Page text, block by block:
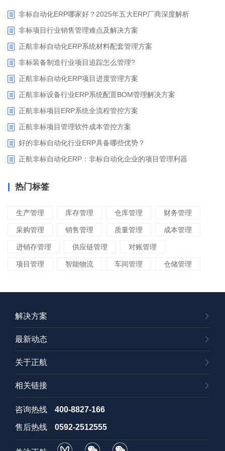
非标自动化ERP哪家好？2025年五大ERP厂商深度解析
非标项目行业销售管理难点及解决方案
正航非标自动化ERP系统材料配套管理方案
非标装备制造行业项目追踪怎么管理?
正航非标自动化ERP项目进度管理方案
正航非标设备行业ERP系统配置BOM管理解决方案
正航非标项目ERP系统全流程管控方案
正航非标项目管理软件成本管控方案
好的非标自动化行业ERP具备哪些优势？
正航非标自动化ERP：非标自动化企业的项目管理利器
热门标签
生产管理 库存管理 仓库管理 财务管理
采购管理 销售管理 质量管理 成本管理
进销存管理 供应链管理 对账管理
项目管理 智能物流 车间管理 仓储管理
解决方案
最新动态
关于正航
相关链接
咨询热线 400-8827-166
售后热线 0592-2512555